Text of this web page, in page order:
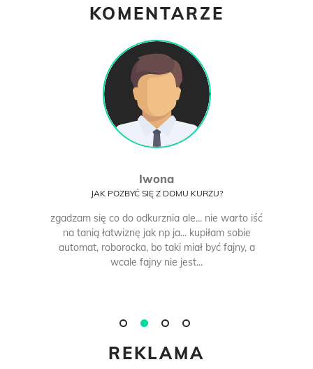
KOMENTARZE
Iwona
JAK POZBYĆ SIĘ Z DOMU KURZU?
zgadzam się co do odkurznia ale... nie warto iść
na tanią łatwiznę jak np ja... kupiłam sobie
automat, roborocka, bo taki miał być fajny, a
wcale fajny nie jest...
REKLAMA